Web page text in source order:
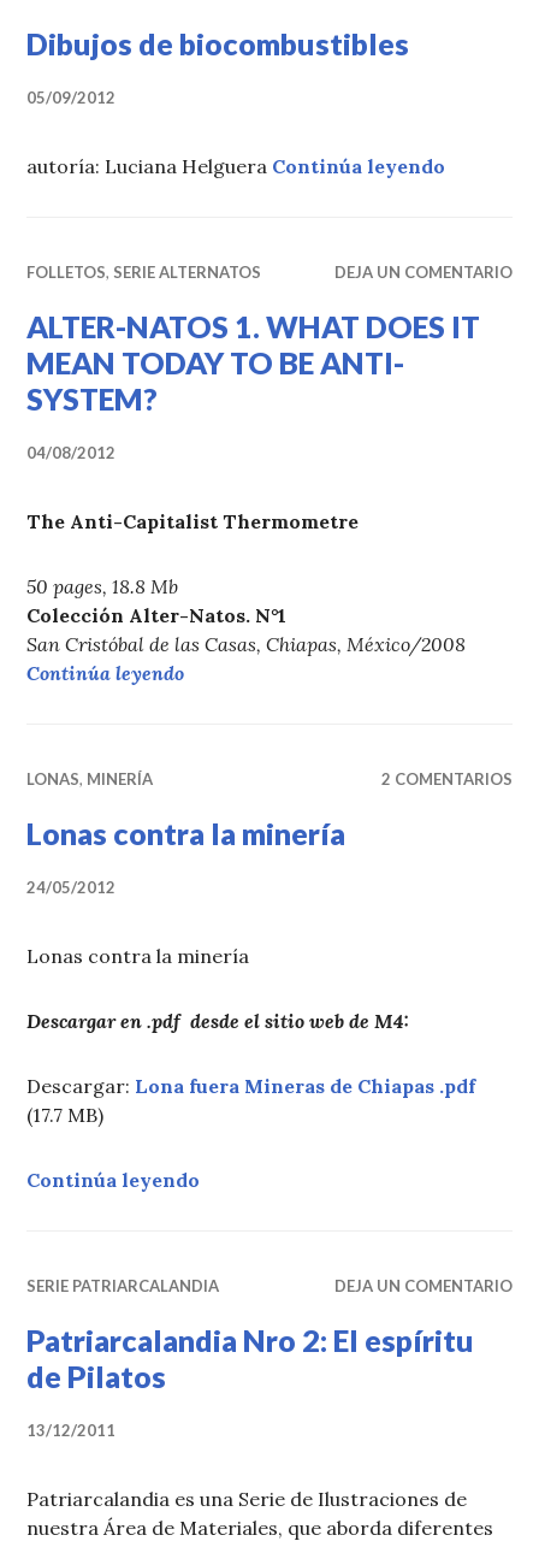
Dibujos de biocombustibles
05/09/2012
autoría: Luciana Helguera Continúa leyendo
FOLLETOS, SERIE ALTERNATOS DEJA UN COMENTARIO
ALTER-NATOS 1. WHAT DOES IT
MEAN TODAY TO BE ANTI-
SYSTEM?
04/08/2012
The Anti-Capitalist Thermometre
50 pages, 18.8 Mb
Colección Alter-Natos. N°1
San Cristóbal de las Casas, Chiapas, México/2008
Continúa leyendo«ALTER-NATOS 1. WHAT DOES IT
LONAS, MINERÍA 2 COMENTARIOS
Lonas contra la minería
24/05/2012
Lonas contra la minería
Descargar en .pdf desde el sitio web de M4:
Descargar: Lona fuera Mineras de Chiapas .pdf
(17.7 MB)
Continúa leyendo
SERIE PATRIARCALANDIA DEJA UN COMENTARIO
Patriarcalandia Nro 2: El espíritu
de Pilatos
13/12/2011
Patriarcalandia es una Serie de Ilustraciones de
nuestra Área de Materiales, que aborda diferentes